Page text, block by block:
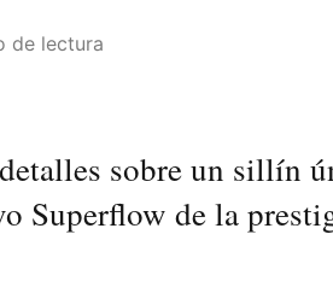
de lectura
sobre un sillín
Superflow de la